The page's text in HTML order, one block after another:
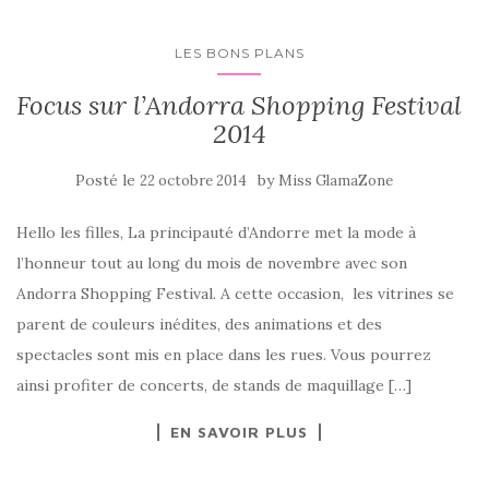
LES BONS PLANS
Focus sur l’Andorra Shopping Festival
2014
Posté le 22 octobre 2014 by Miss GlamaZone
Hello les filles, La principauté d’Andorre met la mode à
l’honneur tout au long du mois de novembre avec son
Andorra Shopping Festival. A cette occasion, les vitrines se
parent de couleurs inédites, des animations et des
spectacles sont mis en place dans les rues. Vous pourrez
ainsi profiter de concerts, de stands de maquillage […]
EN SAVOIR PLUS